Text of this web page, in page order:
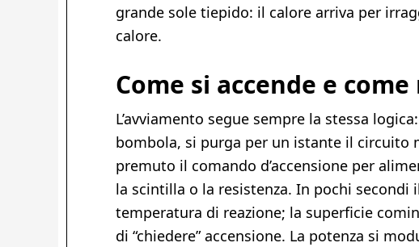
grande sole tiepido: il calore arriva per
calore.
Come si accende e
L’avviamento segue sempre la stessa
bombola, si purga per un istante il circuito
premuto il comando d’accensione per
la scintilla o la resistenza. In pochi secondi
temperatura di reazione; la superficie
di “chiedere” accensione. La potenza si